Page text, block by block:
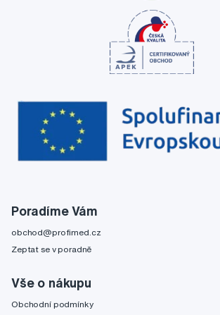
Poradíme Vám
obchod@profimed.cz
Zeptat se v poradně
Vše o nákupu
Obchodní podmínky